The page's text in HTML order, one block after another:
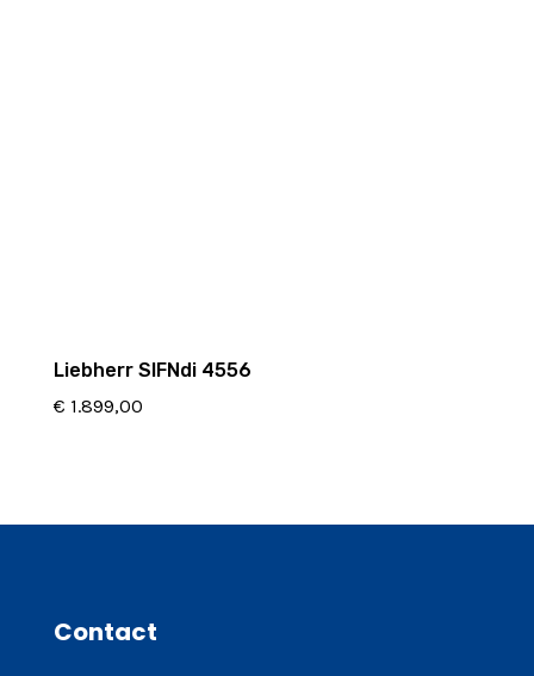
Liebherr SIFNdi 4556
€ 1.899,00
Contact